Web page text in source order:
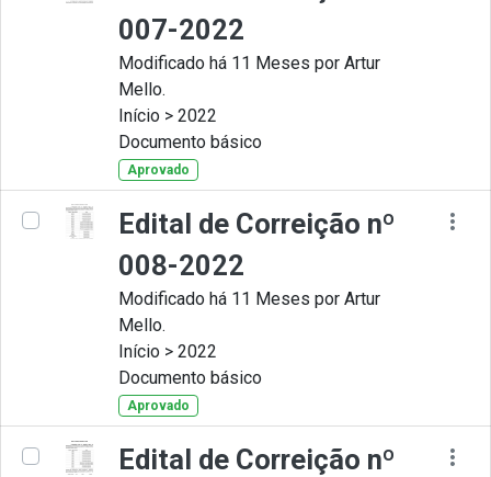
007-2022
Modificado há 11 Meses por Artur
Mello.
Início > 2022
Documento básico
Aprovado
Edital de Correição nº
008-2022
Modificado há 11 Meses por Artur
Mello.
Início > 2022
Documento básico
Aprovado
Edital de Correição nº